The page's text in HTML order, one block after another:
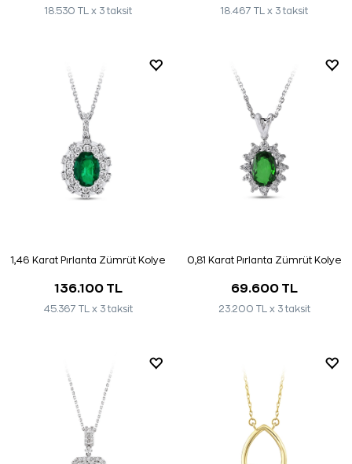
18.530 TL x 3 taksit 18.467 TL x 3 taksit
1,46 Karat Pırlanta Zümrüt Kolye
136.100 TL
45.367 TL x 3 taksit
0,81 Karat Pırlanta Zümrüt Kolye
69.600 TL
23.200 TL x 3 taksit